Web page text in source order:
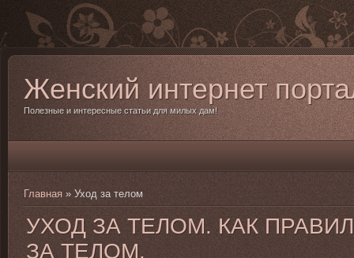
Женский интернет
Полезные и интересные статьи для милых дам!
Главная » Уход за телом
УХОД ЗА ТЕЛОМ. КАК
ЗА ТЕЛОМ.